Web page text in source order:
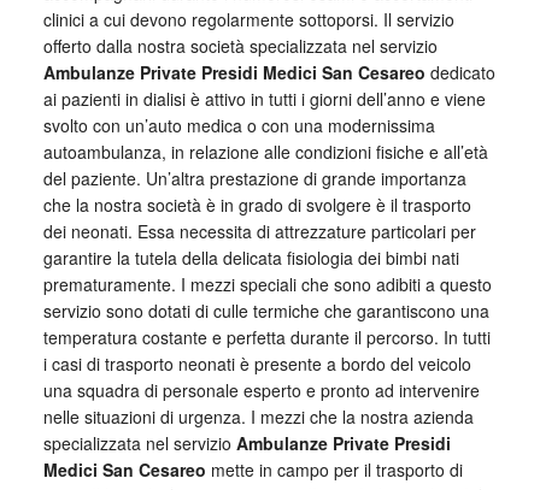
clinici a cui devono regolarmente sottoporsi. Il servizio
offerto dalla nostra società specializzata nel servizio
Ambulanze Private Presidi Medici San Cesareo dedicato
ai pazienti in dialisi è attivo in tutti i giorni dell’anno e viene
svolto con un’auto medica o con una modernissima
autoambulanza, in relazione alle condizioni fisiche e all’età
del paziente. Un’altra prestazione di grande importanza
che la nostra società è in grado di svolgere è il trasporto
dei neonati. Essa necessita di attrezzature particolari per
garantire la tutela della delicata fisiologia dei bimbi nati
prematuramente. I mezzi speciali che sono adibiti a questo
servizio sono dotati di culle termiche che garantiscono una
temperatura costante e perfetta durante il percorso. In tutti
i casi di trasporto neonati è presente a bordo del veicolo
una squadra di personale esperto e pronto ad intervenire
nelle situazioni di urgenza. I mezzi che la nostra azienda
specializzata nel servizio Ambulanze Private Presidi
Medici San Cesareo mette in campo per il trasporto di